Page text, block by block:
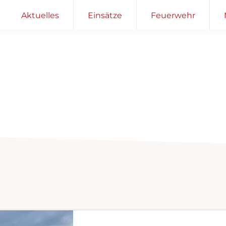
Aktuelles Einsätze Feuerwehr